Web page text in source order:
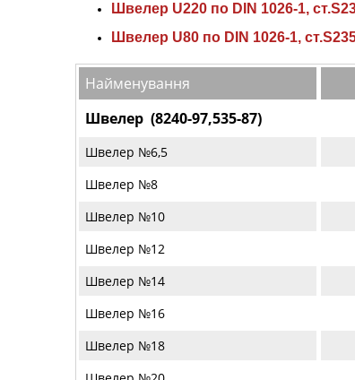
Швелер U220 по DIN 1026-1,
Швелер U80 по DIN 1026-1,
Найменування
Швелер (8240-97,535-87)
Швелер №6,5
Швелер №8
Швелер №10
Швелер №12
Швелер №14
Швелер №16
Швелер №18